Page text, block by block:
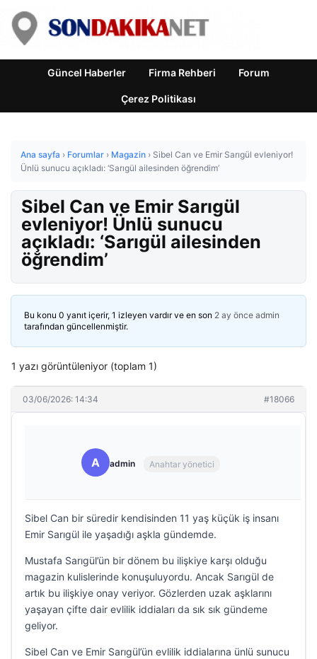
Güncel Haberler Firma Rehberi Forum
Çerez Politikası
Ana sayfa › Forumlar › Magazin › Sibel Can ve Emir Sarıgül evleniyor!
Ünlü sunucu açıkladı: ‘Sarıgül ailesinden öğrendim’
Sibel Can ve Emir Sarıgül
evleniyor! Ünlü sunucu
açıkladı: ‘Sarıgül ailesinden
öğrendim’
Bu konu 0 yanıt içerir, 1 izleyen vardır ve en son 2 ay önce admin
tarafından güncellenmiştir.
1 yazı görüntüleniyor (toplam 1)
03/06/2026: 14:34 #18066
A admin Anahtar yönetici
Sibel Can bir süredir kendisinden 11 yaş küçük iş insanı
Emir Sarıgül ile yaşadığı aşkla gündemde.
Mustafa Sarıgül’ün bir dönem bu ilişkiye karşı olduğu
magazin kulislerinde konuşuluyordu. Ancak Sarıgül de
artık bu ilişkiye onay veriyor. Gözlerden uzak aşklarını
yaşayan çifte dair evlilik iddiaları da sık sık gündeme
geliyor.
Sibel Can ve Emir Sarıgül’ün evlilik iddialarına ünlü sunucu